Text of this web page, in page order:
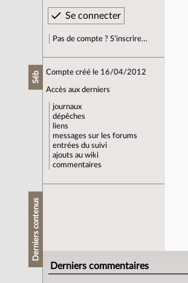
Pas de compte ? S’inscrire…
Séb Compte créé le 16/04/2012
Accès aux derniers
journaux
dépêches
liens
messages sur les forums
entrées du suivi
ajouts au wiki
commentaires
Derniers contenus
Derniers commentaires